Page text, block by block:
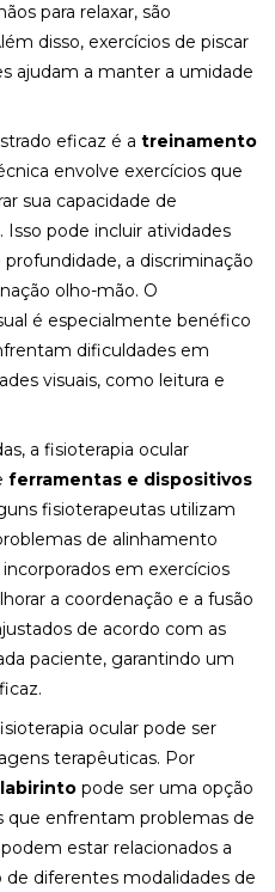
para relaxar, são
disso, exercícios de piscar
ajudam a manter a umidade
eficaz é atreinamento
envolve exercícios que
sua capacidade de
Isso pode incluir atividades
a discriminação
olho-mão. O
é especialmente benéfico
dificuldades em
visuais, como leitura e
a fisioterapia ocular
ferramentas e dispositivos
fisioterapeutas utilizam
de alinhamento
em exercícios
a coordenação e a fusão
de acordo com as
paciente, garantindo um
ocular pode ser
terapêuticas. Por
pode ser uma opção
que enfrentam problemas de
estar relacionados a
de diferentes modalidades de
CONFORTO
ESPERAR
O QUE ESPERAR
DORES
SUA SAÚDE